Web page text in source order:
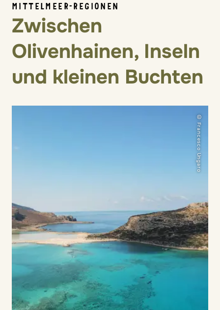
MITTELMEER-REGIONEN
Zwischen
Olivenhainen, Inseln
und kleinen Buchten
© Francesco Ungaro